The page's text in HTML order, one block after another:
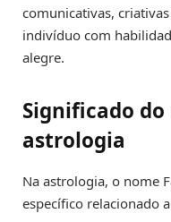
comunicativas,
indivíduo com
alegre.
Significado
astrologia
Na astrologia, o nome
específico relacionado